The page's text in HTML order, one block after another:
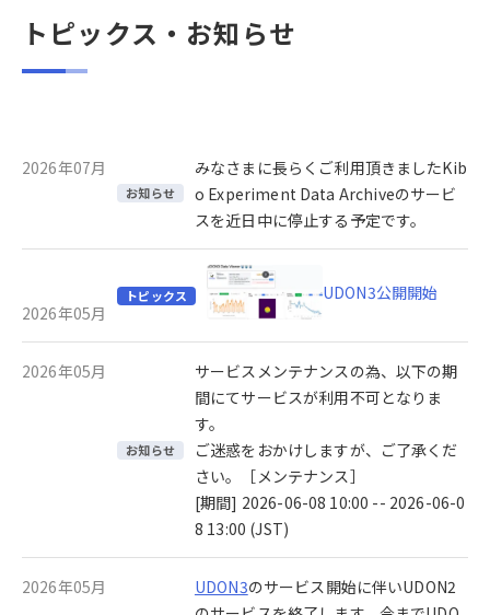
トピックス・お知らせ
2026年07月
お知らせ
みなさまに長らくご利用頂きましたKib
o Experiment Data Archiveのサービ
スを近日中に停止する予定です。
2026年05月
トピックス UDON3公開開始
2026年05月
お知らせ
サービスメンテナンスの為、以下の期
間にてサービスが利用不可となりま
す。
ご迷惑をおかけしますが、ご了承くだ
さい。［メンテナンス］
[期間] 2026-06-08 10:00 -- 2026-06-0
8 13:00 (JST)
2026年05月 UDON3のサービス開始に伴いUDON2